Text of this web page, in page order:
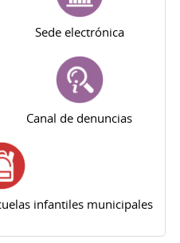
Sede electrónica
Canal de denuncias
infantiles municipales